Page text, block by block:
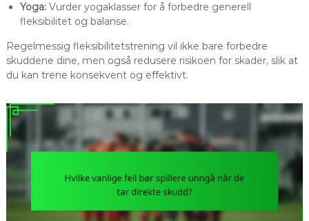
Yoga:Vurder yogaklasser for å forbedre generell
fleksibilitet og balanse.
Regelmessig fleksibilitetstrening vil ikke bare forbedre
skuddene dine, men også redusere risikoen for skader, slik at
du kan trene konsekvent og effektivt.